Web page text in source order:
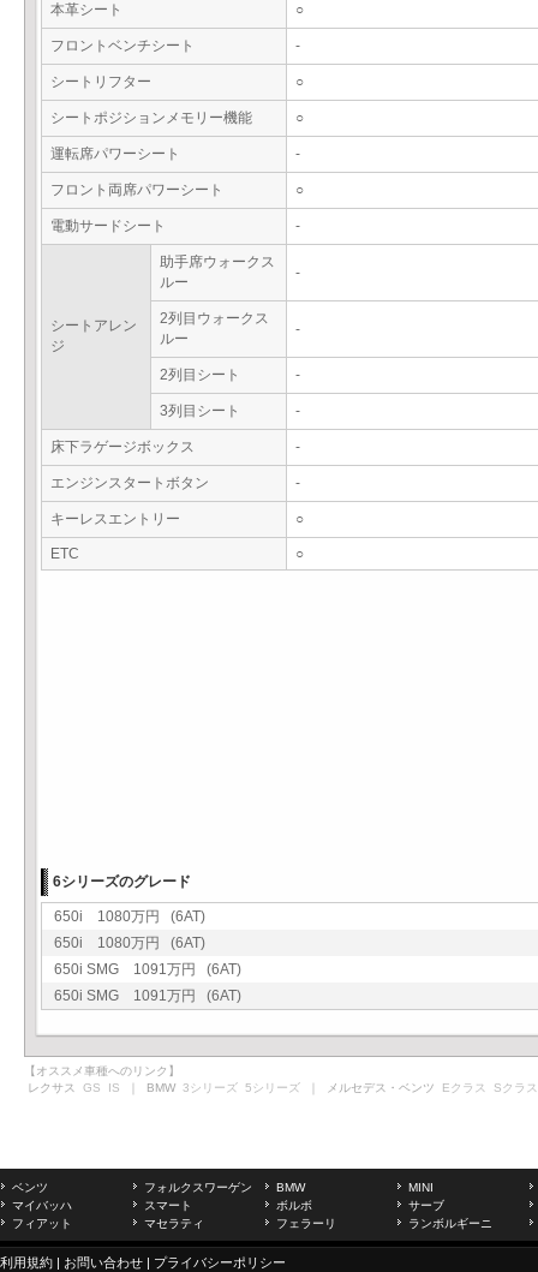
本革シート ○
フロントベンチシート -
シートリフター ○
シートポジションメモリー機能 ○
運転席パワーシート -
フロント両席パワーシート ○
電動サードシート -
シートアレン
ジ
助手席ウォークス
ルー
-
2列目ウォークス
ルー
-
2列目シート -
3列目シート -
床下ラゲージボックス -
エンジンスタートボタン -
キーレスエントリー ○
ETC ○
6シリーズのグレード
650i 1080万円 (6AT)
650i 1080万円 (6AT)
650i SMG 1091万円 (6AT)
650i SMG 1091万円 (6AT)
【オススメ車種へのリンク】
レクサス GS IS ｜ BMW 3シリーズ 5シリーズ ｜ メルセデス・ベンツ Eクラス Sクラス
ベンツ フォルクスワーゲン BMW
MINI
マイバッハ
スマート ボルボ
サーブ
フィアット
マセラティ フェラーリ ランボルギーニ
利用規約 | お問い合わせ | プライバシーポリシー